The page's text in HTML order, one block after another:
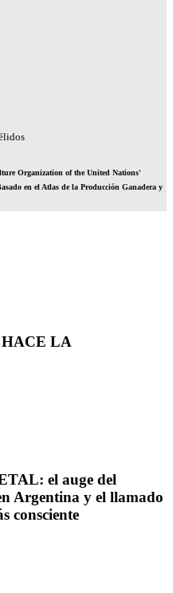
Organization of the United Nations'
en el Atlas de la Producción Ganadera y
LA
el auge del
Argentina y el llamado
consciente